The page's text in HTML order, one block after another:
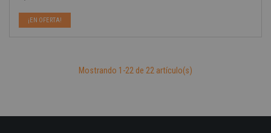
¡EN OFERTA!
Mostrando 1-22 de 22 artículo(s)